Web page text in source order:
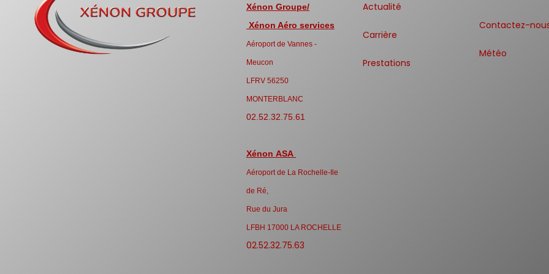
Xénon Groupe/
Xénon Aéro services
Aéroport de Vannes -
Meucon
LFRV 56250
MONTERBLANC
02.52.32.75.61
Xénon ASA
Aéroport de La Rochelle-Ile
de Ré,
Rue du Jura
LFBH 17000 LA ROCHELLE
02.52.32.75.63
Actualité
Carrière
Prestations
Contactez-
Météo